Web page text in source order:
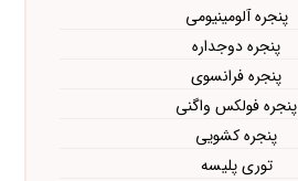
پنجره آلومینیومی
پنجره دوجداره
پنجره فرانسوی
پنجره فولکس واگنی
پنجره کشویی
توری پلیسه